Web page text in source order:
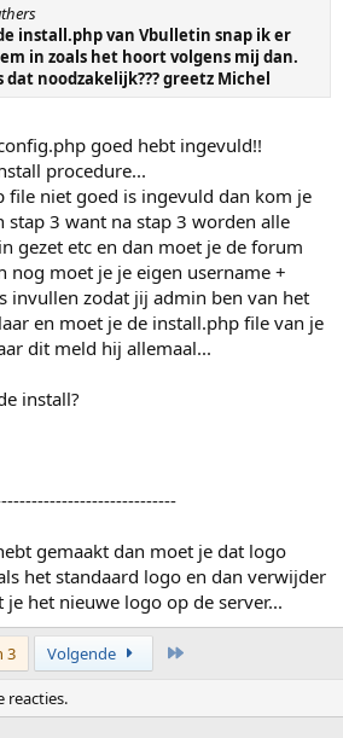
install.php van Vbulletin snap ik er
in zoals het hoort volgens mij dan.
dat noodzakelijk??? greetz Michel
goed hebt ingevuld!!
procedure...
file niet goed is ingevuld dan kom je
stap 3 want na stap 3 worden alle
gezet etc en dan moet je de forum
nog moet je je eigen username +
invullen zodat jij admin ben van het
en moet je de install.php file van je
dit meld hij allemaal...
install?
gemaakt dan moet je dat logo
het standaard logo en dan verwijder
het nieuwe logo op de server...
3 Volgende
reacties.